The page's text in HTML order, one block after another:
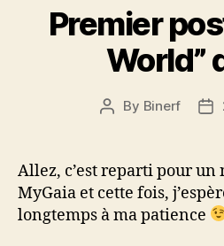
Premier
World”
Post
By Binerf
Allez, c’est reparti pour un
MyGaia et cette fois,
longtemps à ma patience